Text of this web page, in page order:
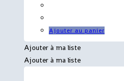
Ajouter au panier
Ajouter à ma liste
Ajouter à ma liste